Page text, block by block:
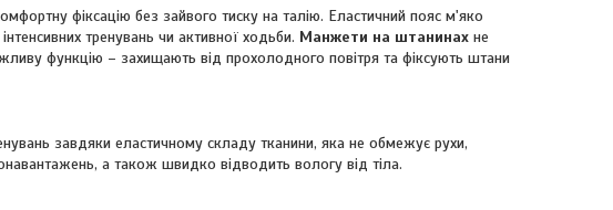
фіксацію без зайвого тиску на талію. Еластичний пояс м'яко
тренувань чи активної ходьби. Манжети на штанинах не
функцію – захищають від прохолодного повітря та фіксують штани
завдяки еластичному складу тканини, яка не обмежує рухи,
а також швидко відводить вологу від тіла.